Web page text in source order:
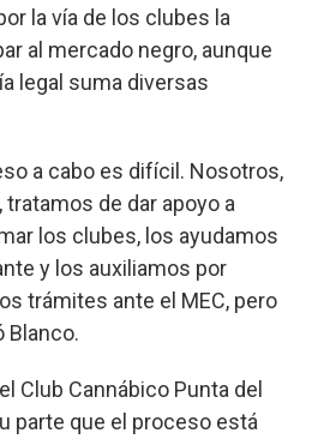
la vía de los clubes la
al mercado negro, aunque
legal suma diversas
a cabo es difícil. Nosotros,
de dar apoyo a
los clubes, los ayudamos
y los auxiliamos por
trámites ante el MEC, pero
Blanco.
Club Cannábico Punta del
parte que el proceso está